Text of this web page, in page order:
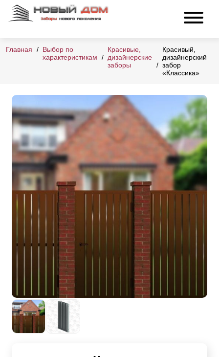
Главная
Выбор по
характеристикам
Красивые,
дизайнерские
заборы
Красивый,
дизайнерский
забор
«Классика»